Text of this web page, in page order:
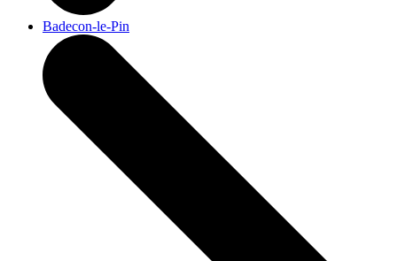
Badecon-le-Pin